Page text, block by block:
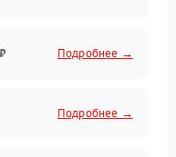
Подробнее →
Подробнее →